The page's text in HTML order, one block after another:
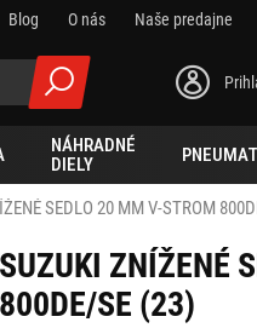
Blog O nás Naše predajne
NÁHRADNÉ
DIELY
SEDLO 20 MM V-STROM
SUZUKI ZNÍŽENÉ
800DE/SE (23)